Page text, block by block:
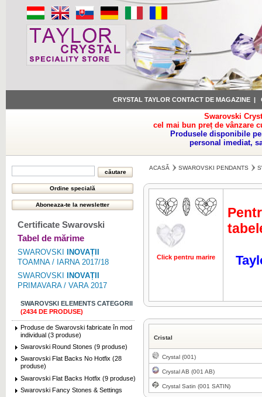
CRYSTAL TAYLOR CONTACT DE MAGAZINE |
Swarovski
cel mai bun preț de vânzare
Produsele disponibile
personal imediat,
Certificate Swarovski
Tabel de mărime
SWAROVSKI
INOVAȚII
TOAMNA / IARNA 2017/18
SWAROVSKI
INOVAȚII
PRIMAVARA / VARA 2017
SWAROVSKI ELEMENTS CATEGORII
(2434 DE PRODUSE)
Produse de Swarovski fabricate în mod
individual (3 produse)
Swarovski Round Stones (9 produse)
Swarovski Flat Backs No Hotfix (28
produse)
Swarovski Flat Backs Hotfix (9 produse)
Swarovski Fancy Stones & Settings
ACASĂ SWAROVSKI PENDANTS
Click pentru marire Click pentru
Cristal
Crystal (001)
Crystal AB (001 AB)
Crystal Satin (001 SATIN)